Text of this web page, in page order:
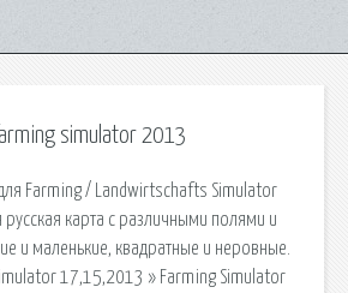
simulator 2013
Farming / Landwirtschafts Simulator
карта с различными полями и
и маленькие, квадратные и неровные.
17,15,2013 » Farming Simulator